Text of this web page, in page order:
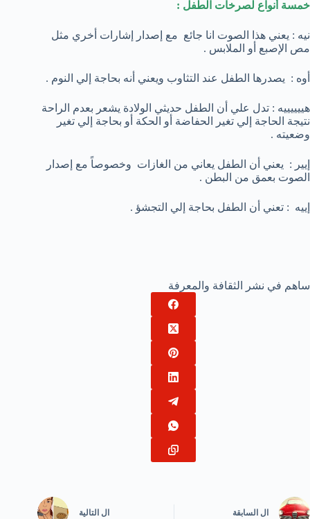
خمسة أنواع لصرخات الطفل :
نيه : يعني هذا الصوت انا جائع مع إصدار إشارات أخري مثل
مص الإصبع أو الملابس .
أوه : يصدرها الطفل عند التثاوب ويعني أنه بحاجة إلي النوم .
هييييييه : تدل علي أن الطفل حديثي الولادة يشعر بعدم الراحة
نتيجة الحاجة إلي تغير الحفاضة أو الحكة أو بحاجة إلي تغير
وضعيته .
إيير : يعني أن الطفل يعاني من الغازات وخصوصاً مع إصدار
الصوت بعمق من البطن .
إييه : تعني أن الطفل بحاجة إلي التجشؤ .
ساهم في نشر الثقافة والمعرفة
ال السابقة ال التالية